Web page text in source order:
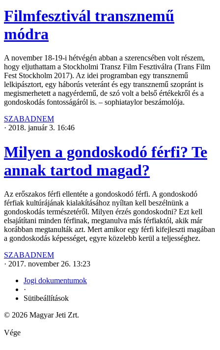
Filmfesztivál transznemű
módra
A november 18-19-i hétvégén abban a szerencsében volt részem,
hogy eljuthattam a Stockholmi Transz Film Fesztiválra (Trans Film
Fest Stockholm 2017). Az idei programban egy transznemű
lelkipásztort, egy háborús veteránt és egy transznemű szopránt is
megismerhetett a nagyérdemű, de szó volt a belső értékekről és a
gondoskodás fontosságáról is. – sophiataylor beszámolója.
SZABADNEM
· 2018. január 3. 16:46
Milyen a gondoskodó férfi? Te
annak tartod magad?
Az erőszakos férfi ellentéte a gondoskodó férfi. A gondoskodó
férfiak kultúrájának kialakításához nyíltan kell beszélnünk a
gondoskodás természetéről. Milyen érzés gondoskodni? Ezt kell
elsajátítani minden férfinak, megtanulva más férfiaktól, akik már
korábban megtanulták azt. Mert amikor egy férfi kifejleszti magában
a gondoskodás képességet, egyre közelebb kerül a teljességhez.
SZABADNEM
· 2017. november 26. 13:23
Jogi dokumentumok
·
Sütibeállítások
© 2026 Magyar Jeti Zrt.
Vége